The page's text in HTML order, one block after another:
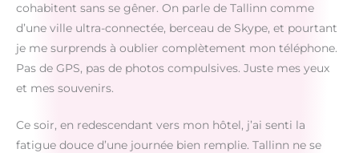
cohabitent sans se gêner. On parle de Tallinn comme
d’une ville ultra-connectée, berceau de Skype, et pourtant
je me surprends à oublier complètement mon téléphone.
Pas de GPS, pas de photos compulsives. Juste mes yeux
et mes souvenirs.
Ce soir, en redescendant vers mon hôtel, j’ai senti la
fatigue douce d’une journée bien remplie. Tallinn ne se